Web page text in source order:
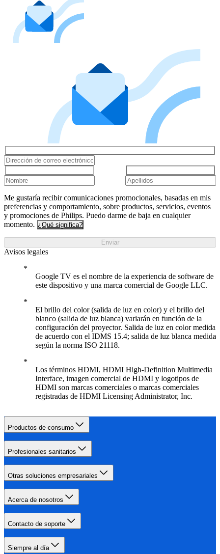
Me gustaría recibir comunicaciones promocionales, basadas en mis
preferencias y comportamiento, sobre productos, servicios, eventos
y promociones de Philips. Puedo darme de baja en cualquier
momento. ¿Qué significa?
Enviar
Avisos legales
Google TV es el nombre de la experiencia de software de
este dispositivo y una marca comercial de Google LLC.
El brillo del color (salida de luz en color) y el brillo del
blanco (salida de luz blanca) variarán en función de la
configuración del proyector. Salida de luz en color medida
de acuerdo con el IDMS 15.4; salida de luz blanca medida
según la norma ISO 21118.
Los términos HDMI, HDMI High-Definition Multimedia
Interface, imagen comercial de HDMI y logotipos de
HDMI son marcas comerciales o marcas comerciales
registradas de HDMI Licensing Administrator, Inc.
Productos de consumo
Profesionales sanitarios
Otras soluciones empresariales
Acerca de nosotros
Contacto de soporte
Siempre al día